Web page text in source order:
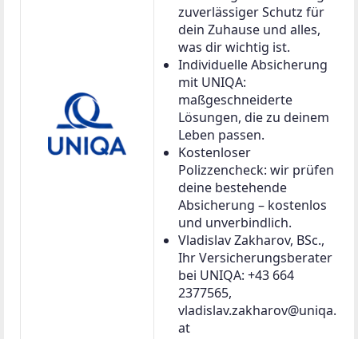
zuverlässiger Schutz für
dein Zuhause und alles,
was dir wichtig ist.
Individuelle Absicherung
mit UNIQA:
maßgeschneiderte
Lösungen, die zu deinem
Leben passen.
Kostenloser
Polizzencheck: wir prüfen
deine bestehende
Absicherung – kostenlos
und unverbindlich.
Vladislav Zakharov, BSc.,
Ihr Versicherungsberater
bei UNIQA: +43 664
2377565,
vladislav.zakharov@uniqa.
at